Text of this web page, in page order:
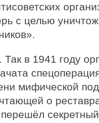
с целью
в 1941 году
мифической
о